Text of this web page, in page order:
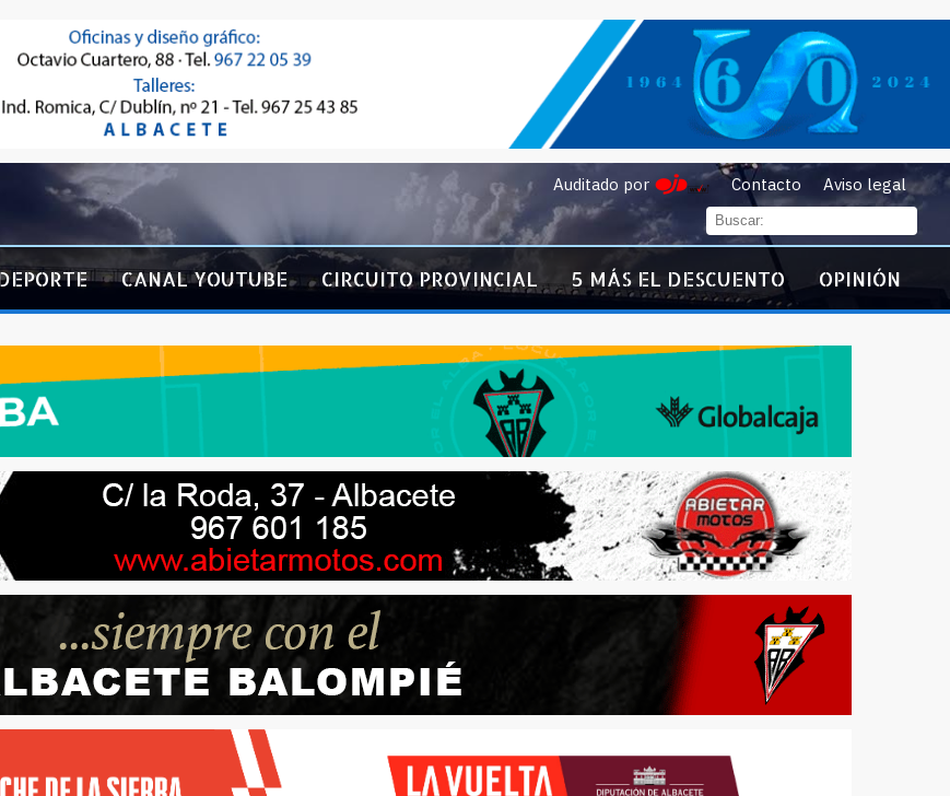
Auditado por Contacto Aviso legal
CANAL YOUTUBE CIRCUITO PROVINCIAL 5 MÁS EL DESCUENTO OPINIÓN